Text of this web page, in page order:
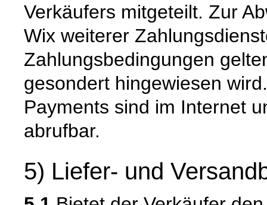
Verkäufers mitgeteilt. Zur
Wix weiterer
Zahlungsbedingungen
gesondert hingewiesen
Payments sind im Internet
abrufbar.
5) Liefer- und